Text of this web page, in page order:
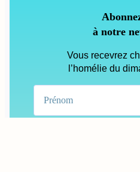
à notre
Vous recevrez
l’homélie du